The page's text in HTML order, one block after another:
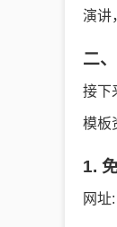
演讲
二
接下
模板
1.
网址